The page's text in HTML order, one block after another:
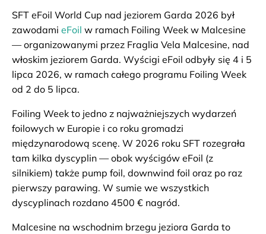
SFT eFoil World Cup nad jeziorem Garda 2026 był
zawodami eFoil w ramach Foiling Week w Malcesine
— organizowanymi przez Fraglia Vela Malcesine, nad
włoskim jeziorem Garda. Wyścigi eFoil odbyły się 4 i 5
lipca 2026, w ramach całego programu Foiling Week
od 2 do 5 lipca.
Foiling Week to jedno z najważniejszych wydarzeń
foilowych w Europie i co roku gromadzi
międzynarodową scenę. W 2026 roku SFT rozegrała
tam kilka dyscyplin — obok wyścigów eFoil (z
silnikiem) także pump foil, downwind foil oraz po raz
pierwszy parawing. W sumie we wszystkich
dyscyplinach rozdano 4500 € nagród.
Malcesine na wschodnim brzegu jeziora Garda to